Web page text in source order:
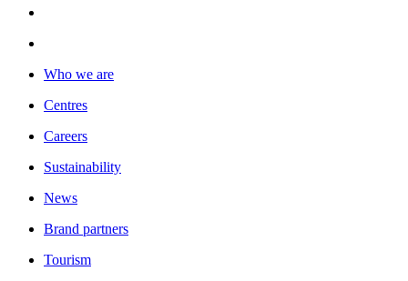
Who we are
Centres
Careers
Sustainability
News
Brand partners
Tourism